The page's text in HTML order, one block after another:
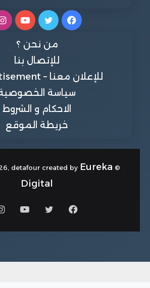
فيسبوكتويتر
من نحن ؟
للإتصال بنا
للإعلان معنا – Advertisement
سياسة
الاحكام و الشروط
خريطة الموقع
© Copyright 2026, detafour created by
Eureka
Digital
فيسبوكتويتر